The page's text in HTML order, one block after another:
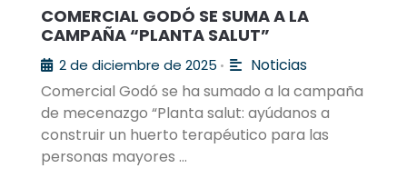
COMERCIAL GODÓ SE SUMA A LA
CAMPAÑA “PLANTA SALUT”
2 de diciembre de 2025 •
Noticias
Comercial Godó se ha sumado a la campaña
de mecenazgo “Planta salut: ayúdanos a
construir un huerto terapéutico para las
personas mayores …